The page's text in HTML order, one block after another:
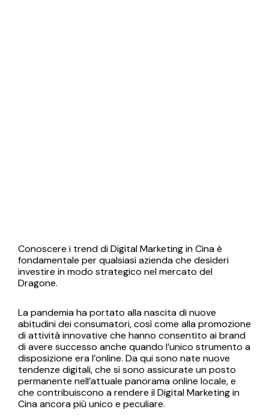
Conoscere i trend di Digital Marketing in Cina è
fondamentale per qualsiasi azienda che desideri
investire in modo strategico nel mercato del
Dragone.
La pandemia ha portato alla nascita di nuove
abitudini dei consumatori, così come alla promozione
di attività innovative che hanno consentito ai brand
di avere successo anche quando l’unico strumento a
disposizione era l’online. Da qui sono nate nuove
tendenze digitali, che si sono assicurate un posto
permanente nell’attuale panorama online locale, e
che contribuiscono a rendere il Digital Marketing in
Cina ancora più unico e peculiare.